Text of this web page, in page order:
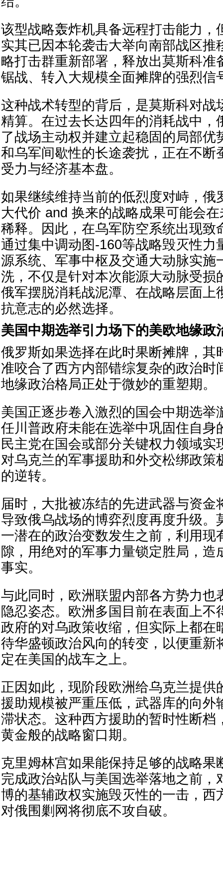
该型战略轰炸机具备远程打击能力，
实其已因本轮袭击大举向南部战区推
略打击群重新部署，释放出莫斯科准
锯战、转入大规模全面摊牌的强烈信
这种战术转型的背后，是莫斯科对战
精算。在过去长达四年的消耗战中，
了战场主动权并建立起稳固的局部优
和乌军间歇性的长途袭扰，正在不断
受力与经济基本盘。
如果继续维持当前的低烈度对峙，俄
大代价 and 换来的战略成果可能会
稀释。因此，在乌军防空系统出现致
通过集中调动图-160等战略毁灭性力
源系统、军事中枢及交通大动脉实施
洗，不仅是针对本次能源大动脉受损
俄军摆脱消耗战泥潭、在战略层面上
抗意志的必然选择。
美国中期选举引力场下的美欧地缘政
俄罗斯如果选择在此时果断摊牌，其
准咬合了西方内部错综复杂的政治时
地缘政治格局正处于微妙的重塑期。
美国正逐步卷入激烈的国会中期选举
任川普政府未能在选举中巩固住自身
民主党在国会或部分关键权力领域实
对乌克兰的军事援助和外交松绑政策
的逆转。
届时，大批被冻结的先进武器与资金
导致俄乌战场的博弈烈度再度升级。
一潜在的政治变数发生之前，利用现
隙，用绝对的军事力量锁定胜局，造
事实。
与此同时，欧洲联盟内部各方势力也
隐忍姿态。欧洲多国目前在表面上不
政府的对乌政策收缩，但实际上都在
待华盛顿政治风向的转变，以便重新
定在美国的战车之上。
正因如此，现阶段欧洲给乌克兰提供
援助规模被严重压低，武器库的向外
滞状态。这种西方援助的暂时性断档
黄金般的战略窗口期。
克里姆林宫如果能保持足够的战略果
完成政治站队与美国选举落地之前，
博的基辅政权实施毁灭性的一击，西
对俄围剿网将彻底不攻自破。